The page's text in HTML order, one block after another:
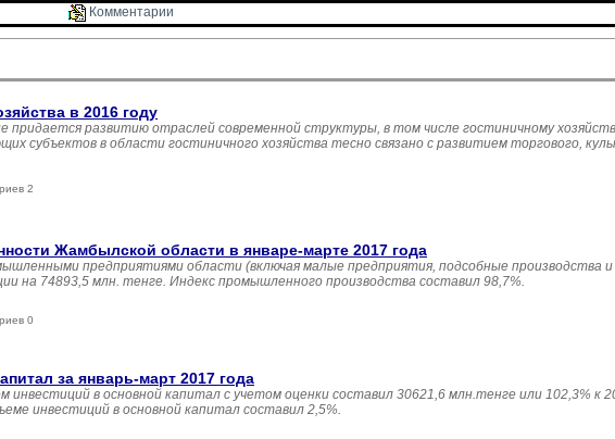
Комментарии
в 2016 году
придается развитию отраслей современной структуры, в том числе гостиничному
субъектов в области гостиничного хозяйства тесно связано с развитием торгового,
2
Жамбылской области в январе-марте 2017 года
предприятиями области (включая малые предприятия, подсобные производства
на 74893,5 млн. тенге. Индекс промышленного производства составил 98,7%.
0
за январь-март 2017 года
инвестиций в основной капитал с учетом оценки составил 30621,6 млн.тенге или 102,3% к
инвестиций в основной капитал составил 2,5%.